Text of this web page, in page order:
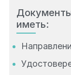
иметь: